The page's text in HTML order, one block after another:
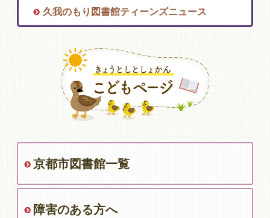
久我のもり図書館ティーンズニュース
京都市図書館一覧
障害のある方へ